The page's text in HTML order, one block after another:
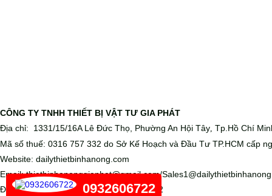
CÔNG TY TNHH THIẾT BỊ VẬT TƯ GIA PHÁT
Địa chỉ: 1331/15/16A Lê Đức Thọ, Phường An Hội Tây, Tp.Hồ Chí
Mã số thuế: 0316 757 332 do Sở Kế Hoạch và Đầu Tư TP.HCM cấp
Website: dailythietbinhanong.com
Email: thietbinhanonggiaphat@gmail.com/
Điện thoại: 028 6656 5988 - 0932 606 722
0932606722